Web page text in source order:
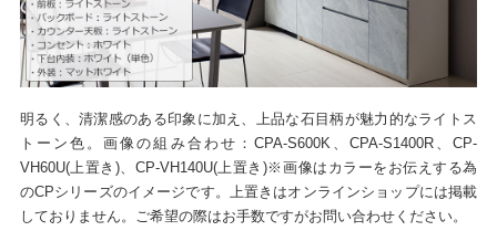
明るく、清潔感のある印象に加え、上品な石目柄が魅力的なライトス
トーン色。画像の組み合わせ：CPA-S600K、CPA-S1400R、CP-
VH60U(上置き)、CP-VH140U(上置き)※画像はカラーをお伝えする為
のCPシリーズのイメージです。上置きはオンラインショップには掲載
しておりません。ご希望の際はお手数ですがお問い合わせください。